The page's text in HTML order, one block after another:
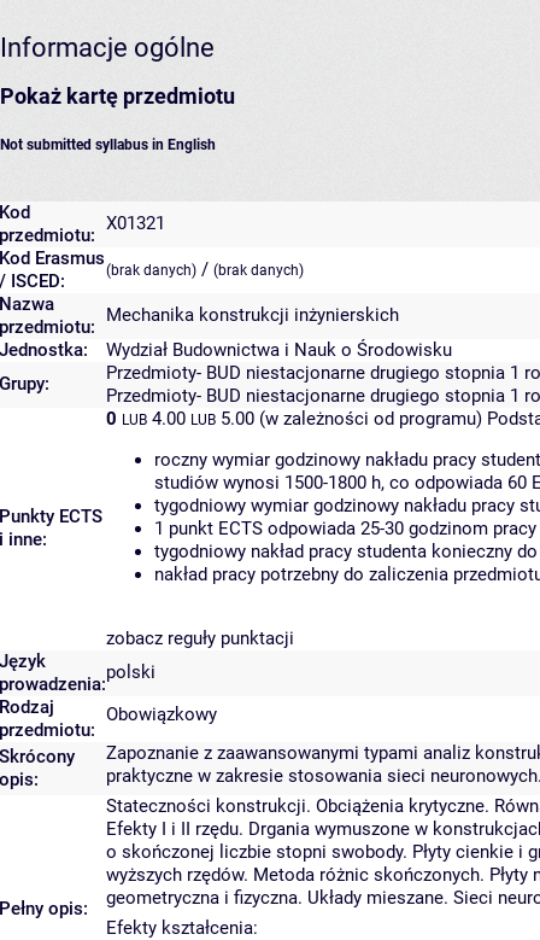
Informacje ogólne
Pokaż kartę przedmiotu
Not submitted syllabus in English
Kod
przedmiotu:
X01321
Kod Erasmus
/ ISCED:
(brak danych) / (brak danych)
Nazwa
przedmiotu:
Mechanika konstrukcji inżynierskich
Jednostka:
Wydział Budownictwa i Nauk o Środowisku
Grupy:
Przedmioty- BUD niestacjonarne drugiego stopnia 1
Przedmioty- BUD niestacjonarne drugiego stopnia 1
Punkty ECTS
i inne:
0 LUB 4.00 LUB 5.00 (w zależności od programu)
roczny wymiar godzinowy nakładu pracy
studiów wynosi 1500-1800 h, co odpowiada 60
tygodniowy wymiar godzinowy nakładu pracy
1 punkt ECTS odpowiada 25-30 godzinom
tygodniowy nakład pracy studenta konieczny
nakład pracy potrzebny do zaliczenia
zobacz reguły punktacji
Język
prowadzenia:
polski
Rodzaj
przedmiotu:
Obowiązkowy
Skrócony
opis:
Zapoznanie z zaawansowanymi typami analiz
praktyczne w zakresie stosowania sieci
Pełny opis:
Stateczności konstrukcji. Obciążenia krytyczne.
Efekty I i II rzędu. Drgania wymuszone w
o skończonej liczbie stopni swobody. Płyty cienkie i
wyższych rzędów. Metoda różnic skończonych.
geometryczna i fizyczna. Układy mieszane. Sieci
Efekty kształcenia: